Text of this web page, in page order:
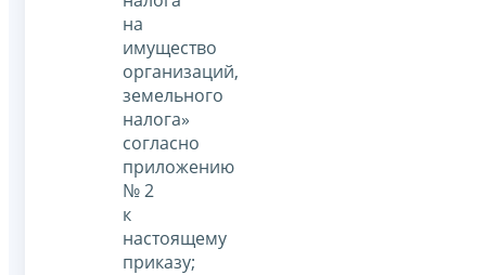
на
имущество
организаций,
земельного
налога»
согласно
приложению
№ 2
к
настоящему
приказу;